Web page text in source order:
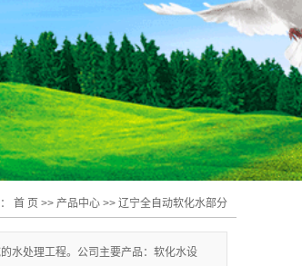
首 页 >> 产品中心 >> 辽宁全自动软化水部分
水处理工程。公司主要产品：软化水设